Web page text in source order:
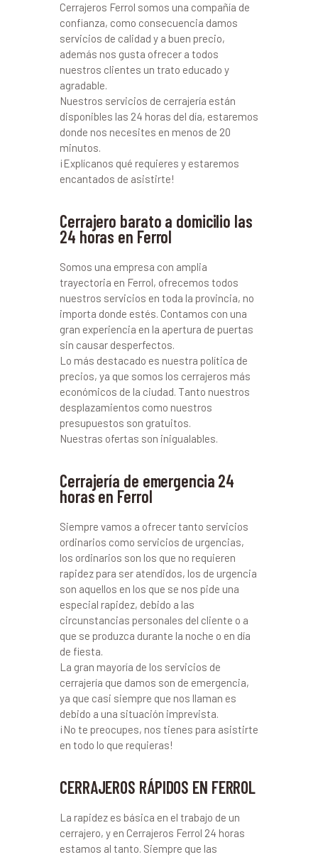
Cerrajeros Ferrol somos una compañía de
confianza, como consecuencia damos
servicios de calidad y a buen precio,
además nos gusta ofrecer a todos
nuestros clientes un trato educado y
agradable.
Nuestros servicios de cerrajería están
disponibles las 24 horas del día, estaremos
donde nos necesites en menos de 20
minutos.
¡Explícanos qué requieres y estaremos
encantados de asistirte!
Cerrajero barato a domicilio las
24 horas en Ferrol
Somos una empresa con amplia
trayectoria en Ferrol, ofrecemos todos
nuestros servicios en toda la provincia, no
importa donde estés. Contamos con una
gran experiencia en la apertura de puertas
sin causar desperfectos.
Lo más destacado es nuestra política de
precios, ya que somos los cerrajeros más
económicos de la ciudad. Tanto nuestros
desplazamientos como nuestros
presupuestos son gratuitos.
Nuestras ofertas son inigualables.
Cerrajería de emergencia 24
horas en Ferrol
Siempre vamos a ofrecer tanto servicios
ordinarios como servicios de urgencias,
los ordinarios son los que no requieren
rapidez para ser atendidos, los de urgencia
son aquellos en los que se nos pide una
especial rapidez, debido a las
circunstancias personales del cliente o a
que se produzca durante la noche o en día
de fiesta.
La gran mayoría de los servicios de
cerrajería que damos son de emergencia,
ya que casi siempre que nos llaman es
debido a una situación imprevista.
¡No te preocupes, nos tienes para asistirte
en todo lo que requieras!
CERRAJEROS RÁPIDOS EN FERROL
La rapidez es básica en el trabajo de un
cerrajero, y en Cerrajeros Ferrol 24 horas
estamos al tanto. Siempre que las